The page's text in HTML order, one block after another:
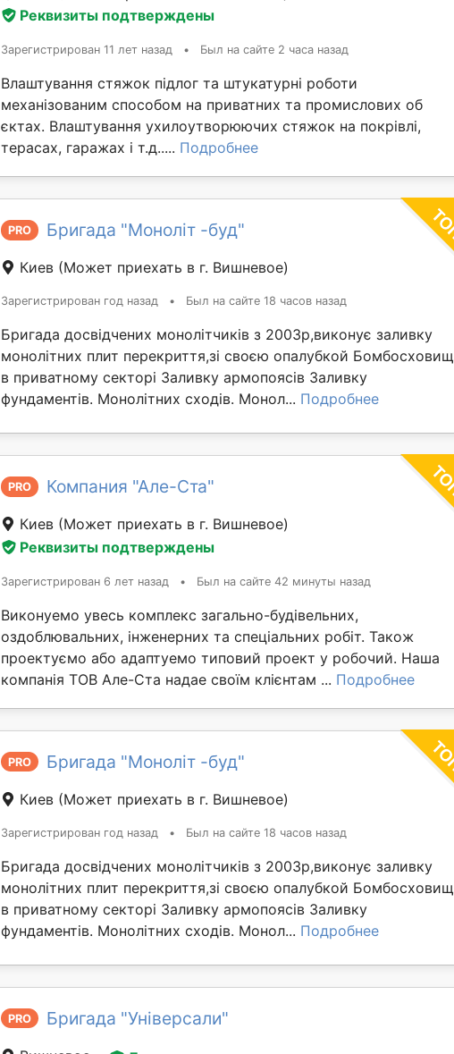
Реквизиты подтверждены
Зарегистрирован 11 лет назад • Был на сайте 2 часа назад
Влаштування стяжок підлог та штукатурні роботи
механізованим способом на приватних та промислових об
єктах. Влаштування ухилоутворюючих стяжок на покрівлі,
терасах, гаражах і т.д..... Подробнее
PRO Бригада "Моноліт -буд"
Киев (Может приехать в г. Вишневое)
Зарегистрирован год назад • Был на сайте 18 часов назад
Бригада досвідчених монолітчиків з 2003р,виконує заливку
монолітних плит перекриття,зі своєю опалубкой Бомбосховищ
в приватному секторі Заливку армопоясів Заливку
фундаментів. Монолітних сходів. Монол... Подробнее
PRO Компания "Але-Ста"
Киев (Может приехать в г. Вишневое)
Реквизиты подтверждены
Зарегистрирован 6 лет назад • Был на сайте 42 минуты назад
Виконуемо увесь комплекс загально-будівельних,
оздоблювальних, інженерних та спеціальних робіт. Також
проектуємо або адаптуемо типовий проект у робочий. Наша
компанія ТОВ Але-Ста надае своїм клієнтам ... Подробнее
PRO Бригада "Моноліт -буд"
Киев (Может приехать в г. Вишневое)
Зарегистрирован год назад • Был на сайте 18 часов назад
Бригада досвідчених монолітчиків з 2003р,виконує заливку
монолітних плит перекриття,зі своєю опалубкой Бомбосховищ
в приватному секторі Заливку армопоясів Заливку
фундаментів. Монолітних сходів. Монол... Подробнее
PRO Бригада "Універсали"